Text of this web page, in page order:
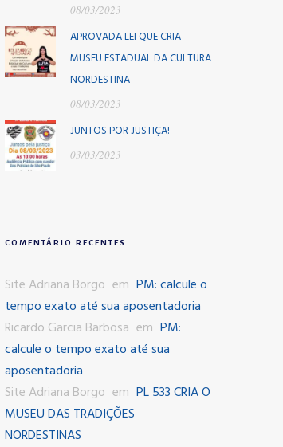
08/03/2023
APROVADA LEI QUE CRIA
MUSEU ESTADUAL DA CULTURA
NORDESTINA
08/03/2023
JUNTOS POR JUSTIÇA!
03/03/2023
COMENTÁRIO RECENTES
Site Adriana Borgo em PM: calcule o
tempo exato até sua aposentadoria
Ricardo Garcia Barbosa em PM:
calcule o tempo exato até sua
aposentadoria
Site Adriana Borgo em PL 533 CRIA O
MUSEU DAS TRADIÇÕES
NORDESTINAS